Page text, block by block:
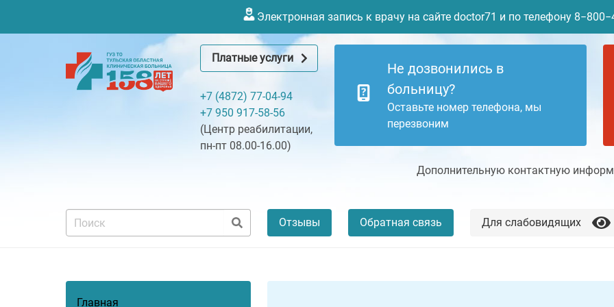
Электронная запись к врачу на сайте doctor71 и по телефону
Платные услуги
+7 (4872) 77-04-94
+7 950 917-58-56
(Центр реабилитации,
пн-пт 08.00-16.00)
Не дозвонились в
больницу?
Оставьте номер телефона, мы
перезвоним
Дополнительную контактную
Отзывы Обратная связь Для слабовидящих
Главная